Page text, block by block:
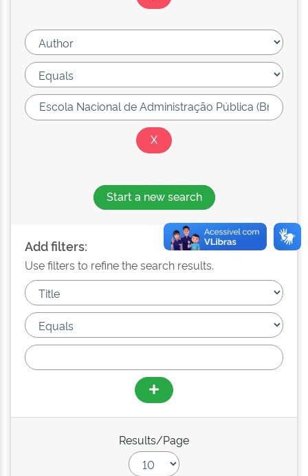
Start a new search
Add filters:
Use filters to refine the search results.
Results/Page